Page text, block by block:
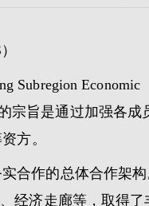
Subregion Economic
宗旨是通过加强各成
方。
合作的总体合作架
经济走廊等，取得了